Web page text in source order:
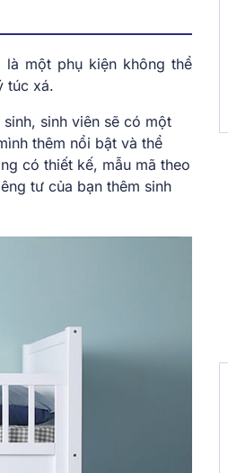
một phụ kiện không thể
túc xá.
sinh viên sẽ có một
thêm nổi bật và thể
có thiết kế, mẫu mã theo
tư của bạn thêm sinh